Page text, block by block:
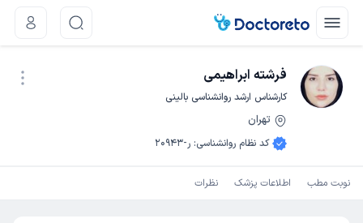
فرشته ابراهیمی
کارشناس ارشد روانشناسی بالینی
تهران
کد نظام روانشناسی: ر-20943
نوبت مطب اطلاعات پزشک نظرات